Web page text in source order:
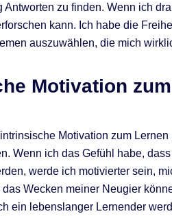
Antworten zu finden. Wenn ich
kann. Ich habe die
auszuwählen, die mich
Motivation
Motivation zum
Wenn ich das Gefühl habe,
werde ich motivierter sein,
Wecken meiner Neugier
ein lebenslanger Lernender